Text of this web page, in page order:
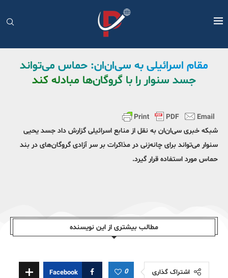
مقام اسرائیلی به سی‌ان‌ان: حماس می‌تواند
جسد سنوار را با گروگان‌ها مبادله کند
شبکه خبری سی‌ان‌ان به نقل از منابع اسرائیلی گزارش داد جسد یحیی
سنوار می‌تواند برای چانه‌زنی در مذاکرات بر سر آزادی گروگان‌های در بند
حماس مورد استفاده قرار گیرد.
مطالب بیشتری از این نویسندە
اشتراک گذاری 0
Facebook